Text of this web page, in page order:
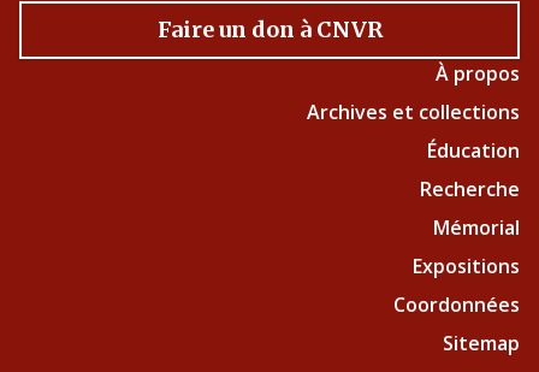
Faire un don à CNVR
À propos
Archives et collections
Éducation
Recherche
Mémorial
Expositions
Coordonnées
Sitemap